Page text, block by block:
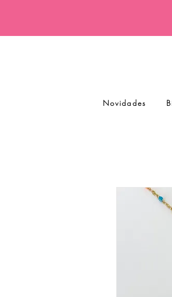
Novidades